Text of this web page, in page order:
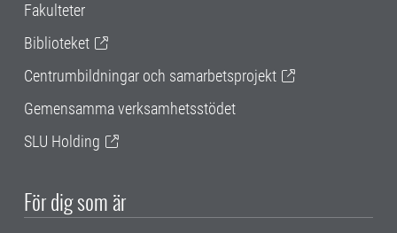
Fakulteter
Biblioteket
Centrumbildningar och samarbetsprojekt
Gemensamma verksamhetsstödet
SLU Holding
För dig som är